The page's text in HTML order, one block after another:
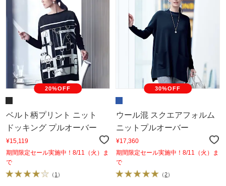
20%OFF
ベルト柄プリント ニット
ドッキング プルオーバー
¥15,119
期間限定セール実施中！8/11（火）ま
で
（ 1 ）
30%OFF
ウール混 スクエアフォルム
ニットプルオーバー
¥17,360
期間限定セール実施中！8/11（火）ま
で
（2）